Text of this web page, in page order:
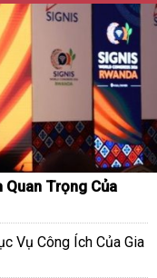
Trọng Của
Vụ Công Ích Của Gia